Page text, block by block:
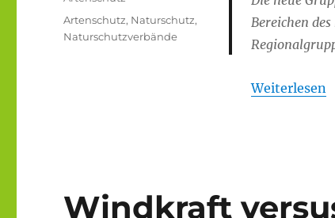
Bereichen
Weiterlesen
Schlagwörter
Artenschutz, Naturschutz,
Naturschutzverbände
Windkraft